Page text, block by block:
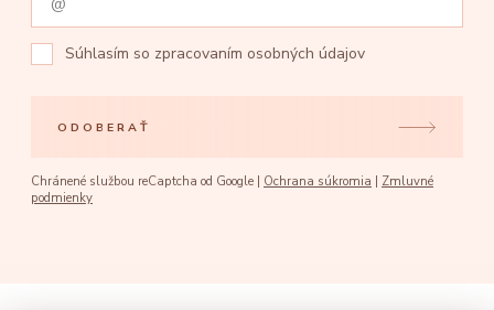
Súhlasím so zpracovaním osobných údajov
ODOBERAŤ
Chránené službou reCaptcha od Google | Ochrana súkromia
Zmluvné
podmienky